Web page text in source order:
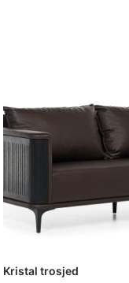
Kristal trosjed